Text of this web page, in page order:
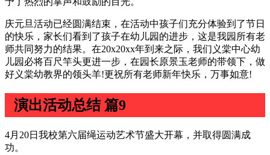
庆元旦活动已经圆满结束，在活动中孩子们充分体验到了节日
的快乐，家长们看到了孩子在幼儿园的进步，这是我园所有老
师共同努力的结果。在20x20xx年到来之际，我们义棠中心幼
儿园必将百尺竿头更进一步，在园长原景玉老师的带领下，做
好义棠幼教界的领头羊!更祝所有老师新年快乐，万事如意!
演出活动总结 篇9
4月20日我校第六届绳运动艺术节盛大开幕，并取得圆满成
功。